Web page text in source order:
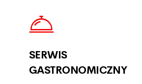
SERWIS
GASTRONOMICZNY